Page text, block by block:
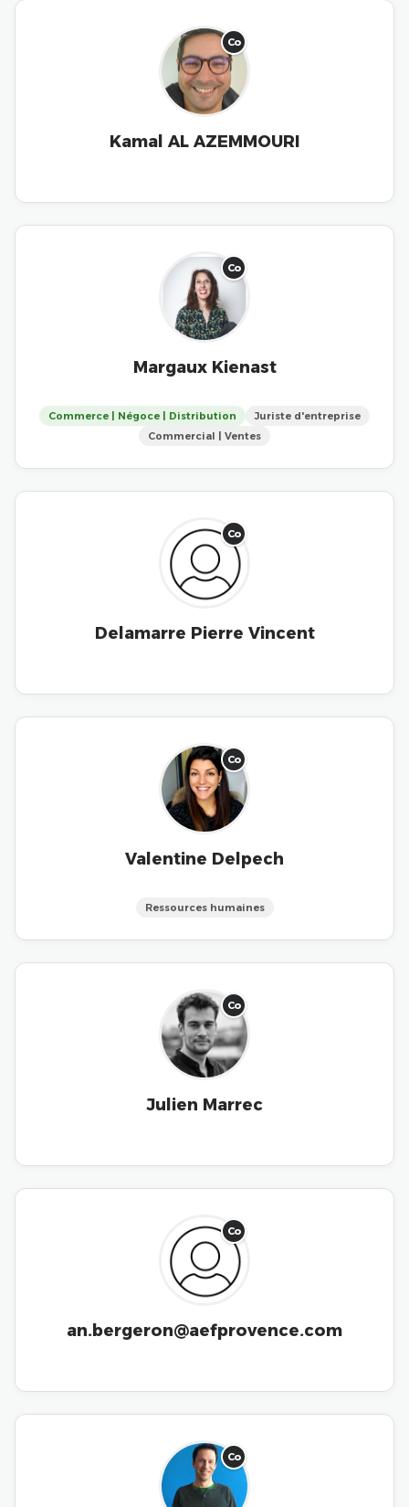
Co
Kamal AL AZEMMOURI
Co
Margaux Kienast
Commerce | Négoce | Distribution
Juriste d'entreprise
Commercial | Ventes
Co
Delamarre Pierre Vincent
Co
Valentine Delpech
Ressources humaines
Co
Julien Marrec
Co
an.bergeron@aefprovence.com
Co